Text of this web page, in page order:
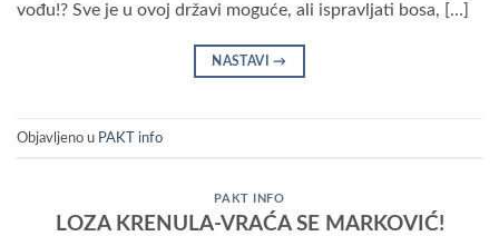
vođu!? Sve je u ovoj državi moguće, ali ispravljati bosa, […]
NASTAVI→
Objavljeno u PAKT info
PAKT INFO
LOZA KRENULA-VRAĆA SE MARKOVIĆ!